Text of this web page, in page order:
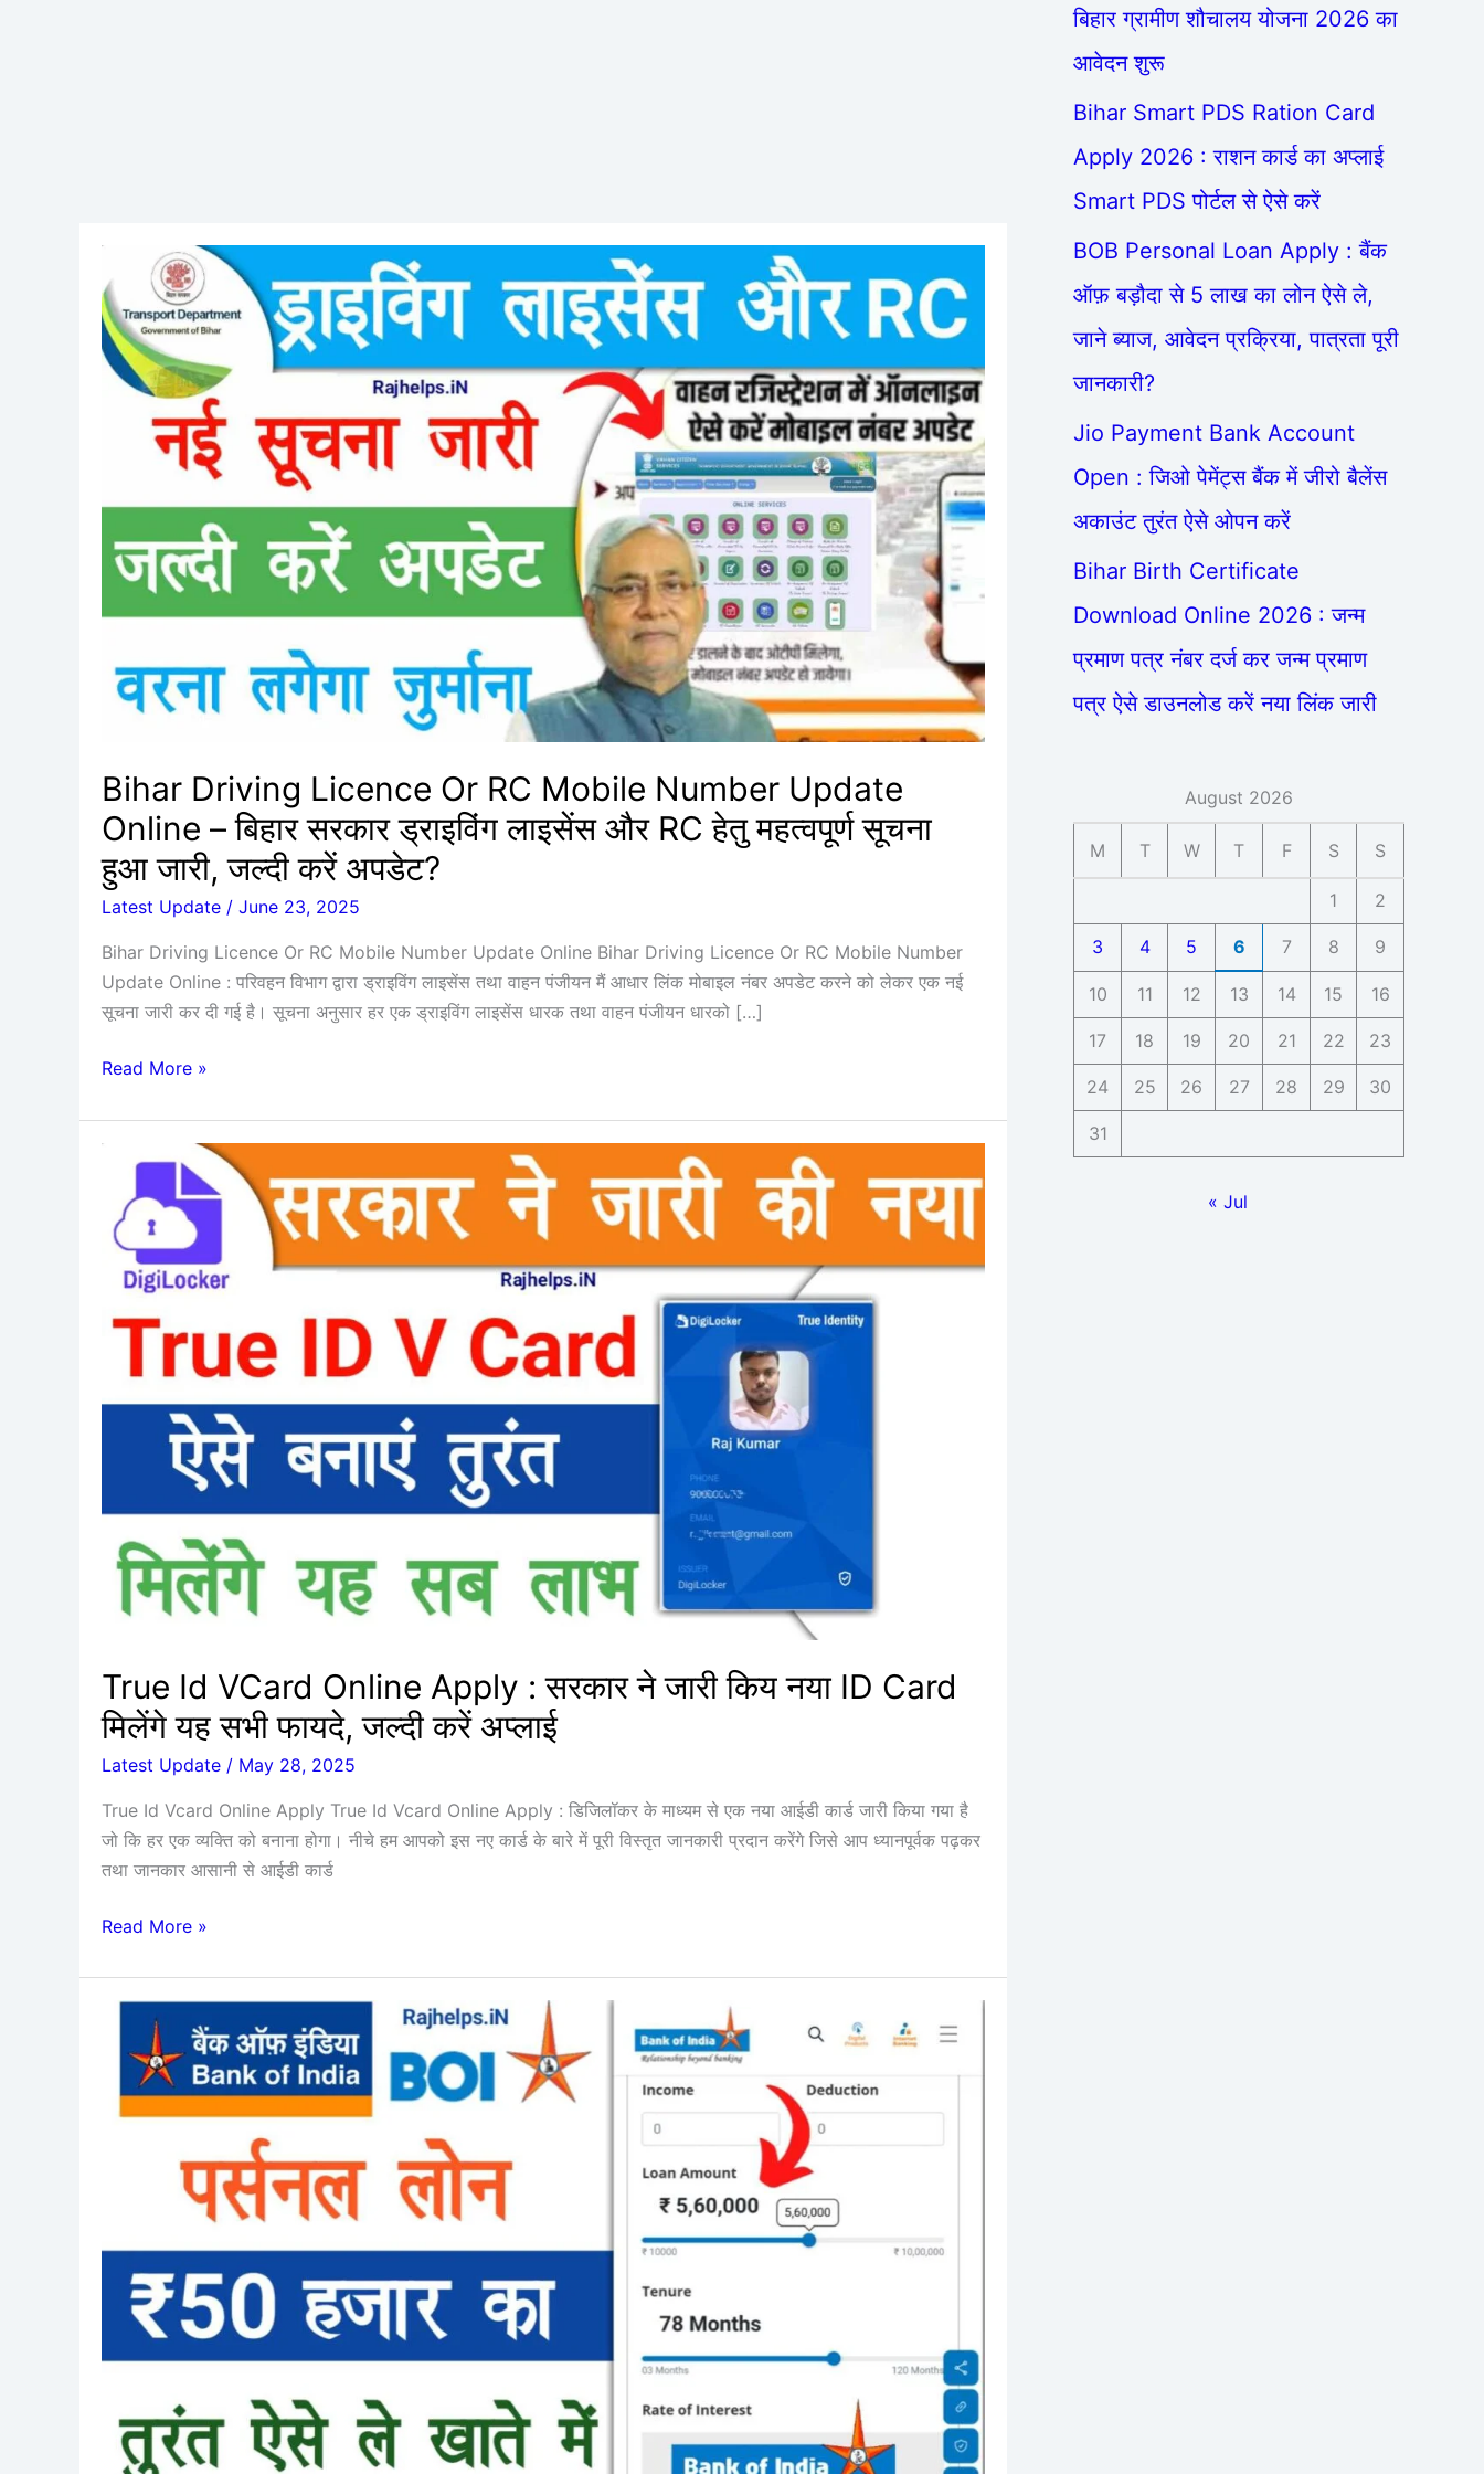
Bihar Driving Licence Or RC Mobile Number Update
Online – बिहार सरकार ड्राइविंग लाइसेंस और RC हेतु महत्वपूर्ण सूचना
हुआ जारी, जल्दी करें अपडेट?
Latest Update / June 23, 2025
Bihar Driving Licence Or RC Mobile Number Update Online Bihar Driving Licence Or RC Mobile Number
Update Online : परिवहन विभाग द्वारा ड्राइविंग लाइसेंस तथा वाहन पंजीयन मैं आधार लिंक मोबाइल नंबर अपडेट करने को लेकर एक नई
सूचना जारी कर दी गई है। सूचना अनुसार हर एक ड्राइविंग लाइसेंस धारक तथा वाहन पंजीयन धारको […]
Driving
Licence
Or
RC
Number
बिहार
सरकार
ड्राइविंग
और
RC
सूचना
हुआ
जारी,
जल्दी
करें
अपडेट?
Read More »
True Id VCard Online Apply : सरकार ने जारी किय नया ID Card
मिलेंगे यह सभी फायदे, जल्दी करें अप्लाई
Latest Update / May 28, 2025
True Id Vcard Online Apply True Id Vcard Online Apply : डिजिलॉकर के माध्यम से एक नया आईडी कार्ड जारी किया गया है
जो कि हर एक व्यक्ति को बनाना होगा। नीचे हम आपको इस नए कार्ड के बारे में पूरी विस्तृत जानकारी प्रदान करेंगे जिसे आप ध्यानपूर्वक पढ़कर
तथा जानकार आसानी से आईडी कार्ड
VCard
Online
Apply
सरकार
Card
मिलेंगे
यह
अप्लाई
Read More »
Se
–
मिनट
इंडिया
बिहार ग्रामीण शौचालय योजना 2026 का
आवेदन शुरू
Bihar Smart PDS Ration Card
Apply 2026 : राशन कार्ड का अप्लाई
Smart PDS पोर्टल से ऐसे करें
BOB Personal Loan Apply : बैंक
ऑफ़ बड़ौदा से 5 लाख का लोन ऐसे ले,
जाने ब्याज, आवेदन प्रक्रिया, पात्रता पूरी
जानकारी?
Jio Payment Bank Account
Open : जिओ पेमेंट्स बैंक में जीरो बैलेंस
अकाउंट तुरंत ऐसे ओपन करें
Bihar Birth Certificate
Download Online 2026 : जन्म
प्रमाण पत्र नंबर दर्ज कर जन्म प्रमाण
पत्र ऐसे डाउनलोड करें नया लिंक जारी
August 2026
M T W T F S S
1 2
3 4 5 6 7 8 9
10 11 12 13 14 15 16
17 18 19 20 21 22 23
24 25 26 27 28 29 30
31
« Jul